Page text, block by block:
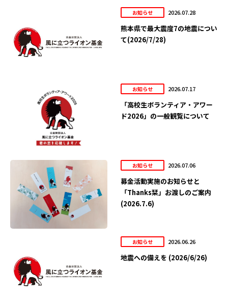
お知らせ 2026.07.28
熊本県で最大震度7の地震につい
て(2026/7/28)
お知らせ 2026.07.17
「高校生ボランティア・アワー
ド2026」の一般観覧について
お知らせ 2026.07.06
募金活動実施のお知らせと
「Thanks栞」お渡しのご案内
(2026.7.6)
お知らせ 2026.06.26
地震への備えを (2026/6/26)